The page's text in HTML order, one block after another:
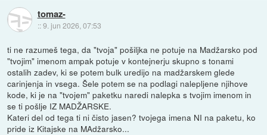
tomaz-
::9. jun 2026, 07:53
ti ne razumeš tega, da "tvoja" pošiljka ne potuje na Madžarsko pod
"tvojim" imenom ampak potuje v kontejnerju skupno s tonami
ostalih zadev, ki se potem bulk uredijo na madžarskem glede
carinjenja in vsega. Šele potem se na podlagi nalepljene njihove
kode, ki je na "tvojem" paketku naredi nalepka s tvojim imenom in
se ti pošlje IZ MADŽARSKE.
Kateri del od tega ti ni čisto jasen? tvojega imena NI na paketu, ko
pride iz Kitajske na MAdžarsko...